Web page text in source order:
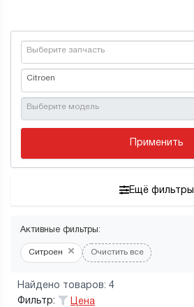
Выберите запчасть
Citroen
Выберите модель
Применить
Ещё фильтры
Активные фильтры:
Ситроен × Очистить все
Найдено товаров: 4
Фильтр:
Цена